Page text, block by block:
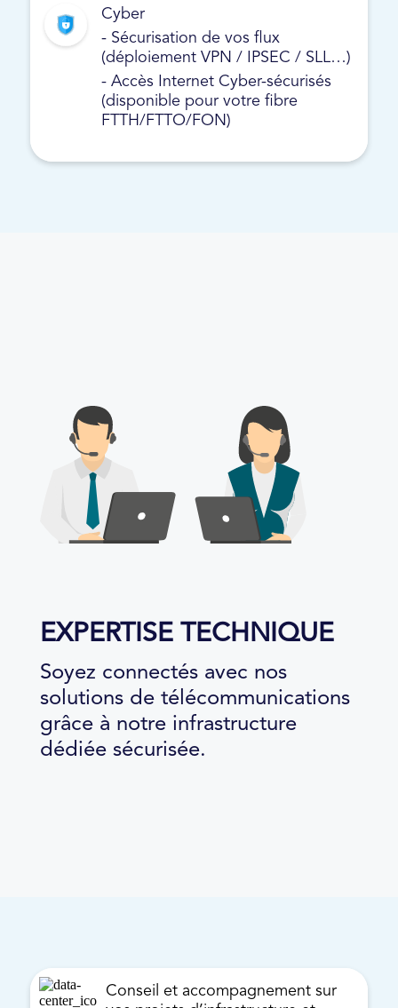
Cyber
- Sécurisation de vos flux
(déploiement VPN / IPSEC / SLL…)
- Accès Internet Cyber-sécurisés
(disponible pour votre fibre
FTTH/FTTO/FON)
EXPERTISE TECHNIQUE
Soyez connectés avec nos
solutions de télécommunications
grâce à notre infrastructure
dédiée sécurisée.
Conseil et accompagnement sur